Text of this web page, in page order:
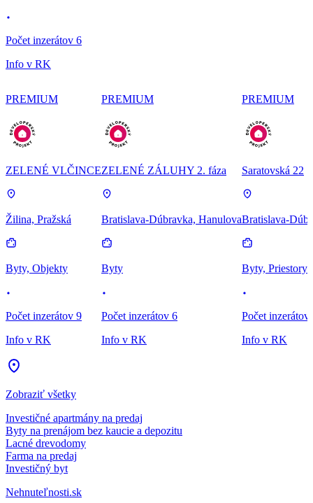
Počet inzerátov 6
Info v RK
PREMIUM
ZELENÉ VLČINCE
Žilina, Pražská
Byty, Objekty
Počet inzerátov 9
Info v RK
PREMIUM
ZELENÉ ZÁLUHY 2. fáza
Bratislava-Dúbravka, Hanulova
Byty
Počet inzerátov 6
Info v RK
PREMIUM
Saratovská 22
Bratislava-
Byty, Priestory
Počet inzerátov
Info v RK
Zobraziť všetky
Investičné apartmány na predaj
Byty na prenájom bez kaucie a depozitu
Lacné drevodomy
Farma na predaj
Investičný byt
Nehnuteľnosti.sk